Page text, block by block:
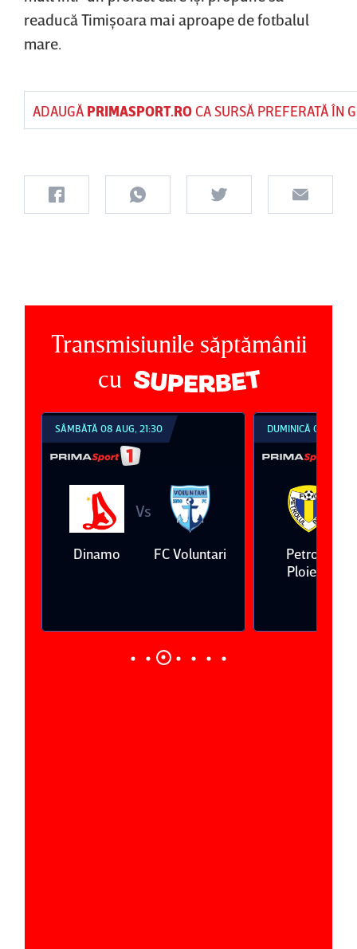
readucă Timişoara mai aproape de fotbalul
mare.
ADAUGĂ PRIMASPORT.ROCA SURSĂ PREFERATĂ ÎN
Transmisiunile săptămânii
cu
SÂMBĂTĂ 08 AUG, 21:30
Dinamo
Vs
FC Voluntari
DUMINICĂ 09 AUG,
Petrolul
Ploieşti